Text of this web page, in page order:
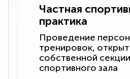
Частная
практика
Проведение
тренировок,
собственной
спортивного зала